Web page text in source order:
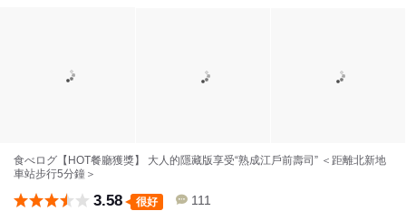
食べログ【HOT餐廳獲獎】 大人的隱藏版享受“熟成江戶前壽司” ＜距離北新地
車站步行5分鐘＞
3.58 很好 111